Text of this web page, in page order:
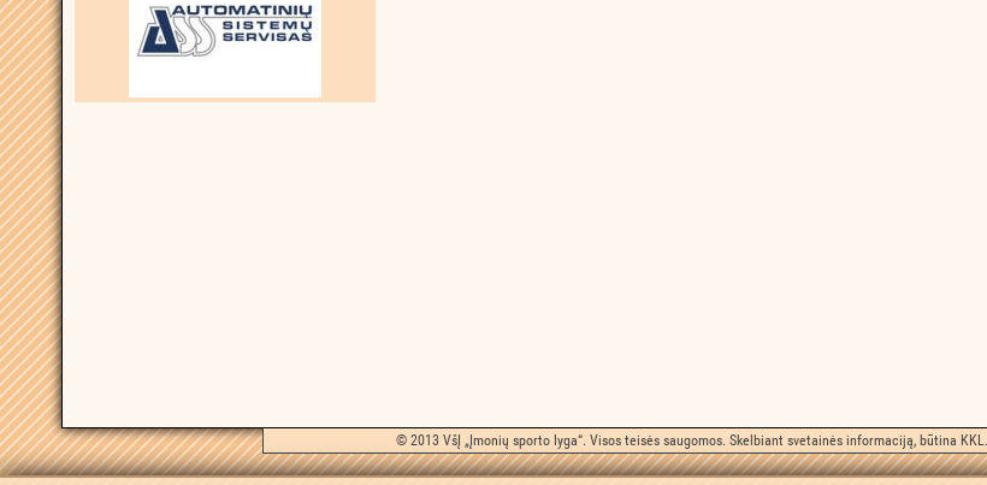
© 2013 VšĮ „Įmonių sporto lyga“. Visos teisės saugomos. Skelbiant svetainės informaciją, būtina